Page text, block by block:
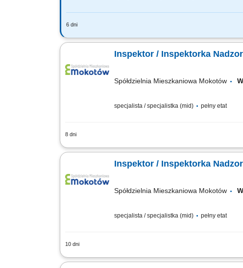
6 dni
Będziesz odpowiadać za​: udział w
Inspektor / Inspektorka
Spółdzielnia Mieszkaniowa Mokotów
specjalista / specjalistka (mid) pełny etat
8 dni
wymiar pracy: cały etat
Inspektor / Inspektorka
Spółdzielnia Mieszkaniowa Mokotów
specjalista / specjalistka (mid) pełny etat
10 dni
wymiar pracy: cały etat